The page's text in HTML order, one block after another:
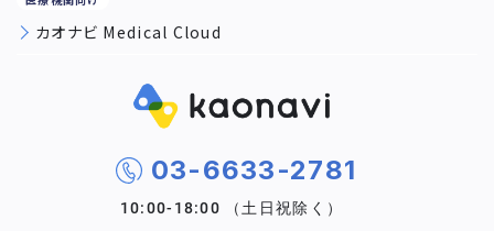
カオナビ Medical Cloud
03-6633-2781